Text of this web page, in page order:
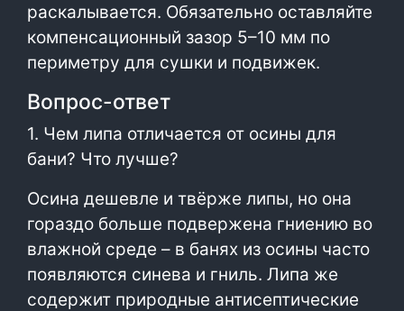
раскалывается. Обязательно оставляйте
компенсационный зазор 5–10 мм по
периметру для сушки и подвижек.
Вопрос-ответ
1. Чем липа отличается от осины для
бани? Что лучше?
Осина дешевле и твёрже липы, но она
гораздо больше подвержена гниению во
влажной среде – в банях из осины часто
появляются синева и гниль. Липа же
содержит природные антисептические